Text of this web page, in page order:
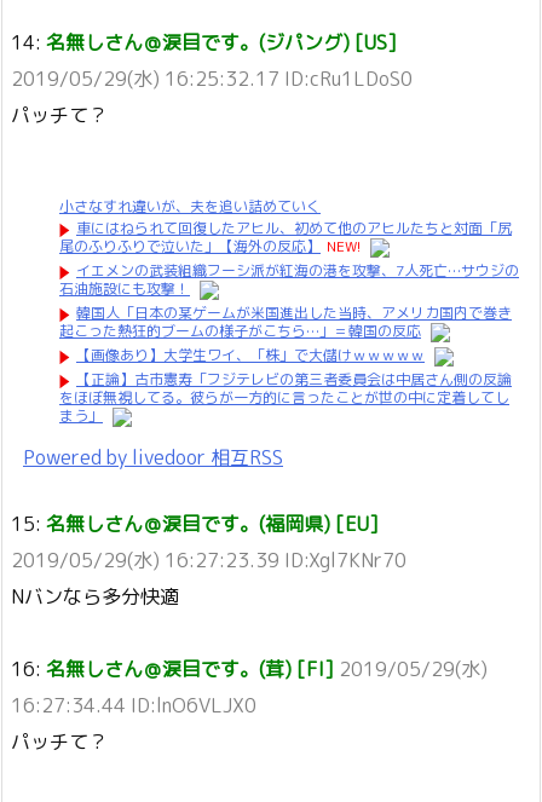
14: 名無しさん＠涙目です。(ジパング) [US]
2019/05/29(水) 16:25:32.17 ID:cRu1LDoS0
パッチて？
小さなすれ違いが、夫を追い詰めていく
車にはねられて回復したアヒル、初めて他のアヒルたちと対面「尻
尾のふりふりで泣いた」【海外の反応】
NEW!
イエメンの武装組織フーシ派が紅海の港を攻撃、7人死亡…サウジの
石油施設にも攻撃！
韓国人「日本の某ゲームが米国進出した当時、アメリカ国内で巻き
起こった熱狂的ブームの様子がこちら…」＝韓国の反応
【画像あり】大学生ワイ、「株」で大儲けｗｗｗｗｗ
【正論】古市憲寿「フジテレビの第三者委員会は中居さん側の反論
をほぼ無視してる。彼らが一方的に言ったことが世の中に定着してし
まう」
Powered by livedoor 相互RSS
15: 名無しさん＠涙目です。(福岡県) [EU]
2019/05/29(水) 16:27:23.39 ID:Xgl7KNr70
Nバンなら多分快適
16: 名無しさん＠涙目です。(茸) [FI] 2019/05/29(水)
16:27:34.44 ID:lnO6VLJX0
パッチて？